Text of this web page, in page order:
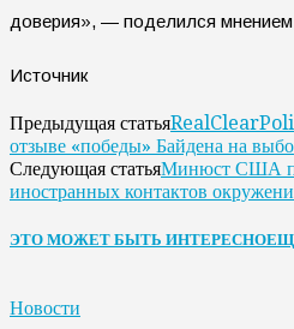
доверия», — поделился мнением
Источник
Предыдущая статья
отзыве «победы» Байдена на
Следующая статьяМинюст США
иностранных контактов
ЭТО МОЖЕТ БЫТЬ ИНТЕРЕСНО
Новости